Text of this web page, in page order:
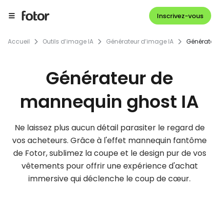
Inscrivez-vous
Accueil Outils d’image IA Générateur d’image IA
Générateur de
mannequin ghost IA
Ne laissez plus aucun détail parasiter le regard de
vos acheteurs. Grâce à l'effet mannequin fantôme
de Fotor, sublimez la coupe et le design pur de vos
vêtements pour offrir une expérience d'achat
immersive qui déclenche le coup de cœur.